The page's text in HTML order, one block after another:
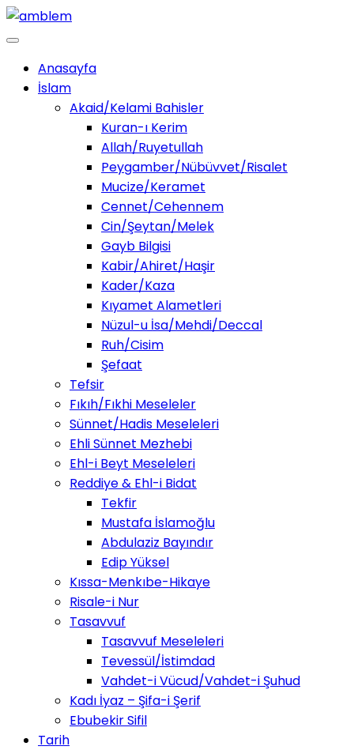
Anasayfa
İslam
Akaid/Kelami Bahisler
Kuran-ı Kerim
Allah/Ruyetullah
Peygamber/Nübüvvet/Risalet
Mucize/Keramet
Cennet/Cehennem
Cin/Şeytan/Melek
Gayb Bilgisi
Kabir/Ahiret/Haşir
Kader/Kaza
Kıyamet Alametleri
Nüzul-u İsa/Mehdi/Deccal
Ruh/Cisim
Şefaat
Tefsir
Fıkıh/Fıkhi Meseleler
Sünnet/Hadis Meseleleri
Ehli Sünnet Mezhebi
Ehl-i Beyt Meseleleri
Reddiye & Ehl-i Bidat
Tekfir
Mustafa İslamoğlu
Abdulaziz Bayındır
Edip Yüksel
Kıssa-Menkıbe-Hikaye
Risale-i Nur
Tasavvuf
Tasavvuf Meseleleri
Tevessül/İstimdad
Vahdet-i Vücud/Vahdet-i Şuhud
Kadı İyaz – Şifa-i Şerif
Ebubekir Sifil
Tarih